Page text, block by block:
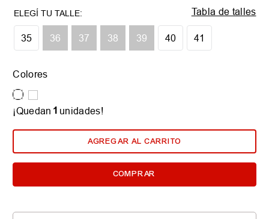
35 36 37 38 39 40 41
Tabla de talles
Colores
¡Quedan 1 unidades!
AGREGAR AL CARRITO
COMPRAR